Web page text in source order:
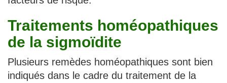
Traitements homéopathiques
de la sigmoïdite
Plusieurs remèdes homéopathiques sont bien
indiqués dans le cadre du traitement de la